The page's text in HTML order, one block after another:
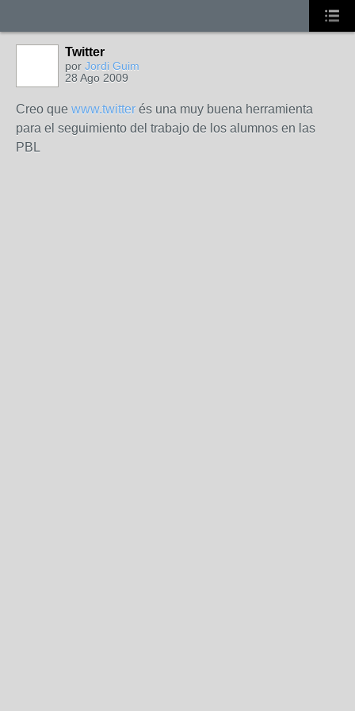
Twitter
por Jordi Guim
28 Ago 2009
Creo que www.twitter és una muy buena herramienta
para el seguimiento del trabajo de los alumnos en las
PBL